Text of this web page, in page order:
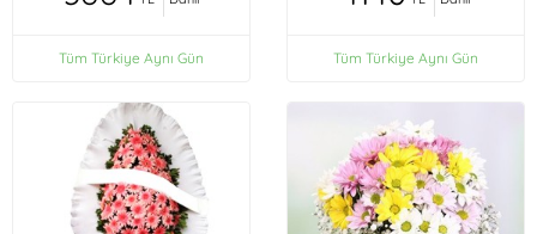
Tüm Türkiye Aynı Gün Tüm Türkiye Aynı Gün